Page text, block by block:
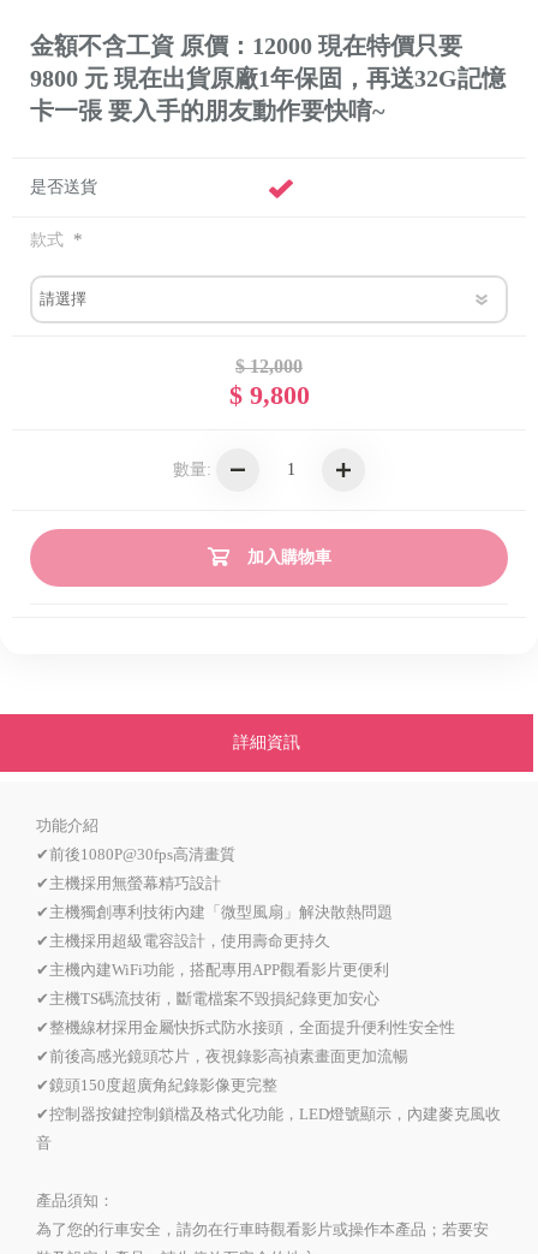
金額不含工資 原價：12000 現在特價只要
9800 元 現在出貨原廠1年保固，再送32G記憶
卡一張 要入手的朋友動作要快唷~
是否送貨
款式 *
$ 12,000
$ 9,800
數量:
加入購物車
詳細資訊
功能介紹
✔前後1080P@30fps高清畫質
✔主機採用無螢幕精巧設計
✔主機獨創專利技術內建「微型風扇」解決散熱問題
✔主機採用超級電容設計，使用壽命更持久
✔主機內建WiFi功能，搭配專用APP觀看影片更便利
✔主機TS碼流技術，斷電檔案不毀損紀錄更加安心
✔整機線材採用金屬快拆式防水接頭，全面提升便利性安全性
✔前後高感光鏡頭芯片，夜視錄影高禎素畫面更加流暢
✔鏡頭150度超廣角紀錄影像更完整
✔控制器按鍵控制鎖檔及格式化功能，LED燈號顯示，內建麥克風收
音
產品須知：
為了您的行車安全，請勿在行車時觀看影片或操作本產品；若要安